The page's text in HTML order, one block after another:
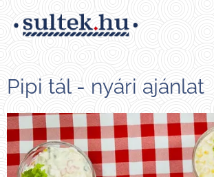
Pipi tál - nyári ajánlat